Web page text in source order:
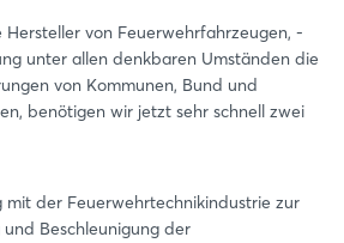
Hersteller von Feuerwehrfahrzeugen, -
unter allen denkbaren Umständen die
von Kommunen, Bund und
benötigen wir jetzt sehr schnell zwei
mit der Feuerwehrtechnikindustrie zur
Beschleunigung der